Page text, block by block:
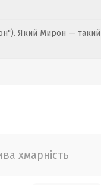
Який Мирон — такий
хмарність